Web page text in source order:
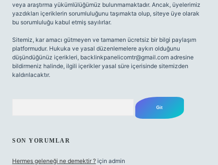
veya araştırma yükümlülüğümüz bulunmamaktadır. Ancak, üyelerimiz
yazdıkları içeriklerin sorumluluğunu taşımakta olup, siteye üye olarak
bu sorumluluğu kabul etmiş sayılırlar.
Sitemiz, kar amacı gütmeyen ve tamamen ücretsiz bir bilgi paylaşım
platformudur. Hukuka ve yasal düzenlemelere aykırı olduğunu
düşündüğünüz içerikleri, backlinkpanelicomtr@gmail.com adresine
bildirmeniz halinde, ilgili içerikler yasal süre içerisinde sitemizden
kaldırılacaktır.
SON YORUMLAR
Hermes geleneği ne demektir ? için admin